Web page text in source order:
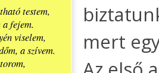
testem,
fejem.
viselem,
a szívem.
mert